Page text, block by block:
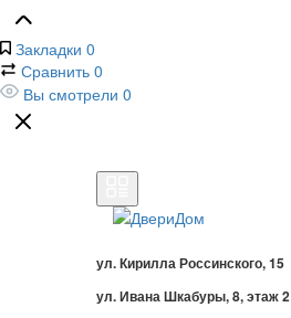
Закладки 0
Сравнить 0
Вы смотрели 0
ул. Кирилла Россинского, 15
ул. Ивана Шкабуры, 8, этаж 2